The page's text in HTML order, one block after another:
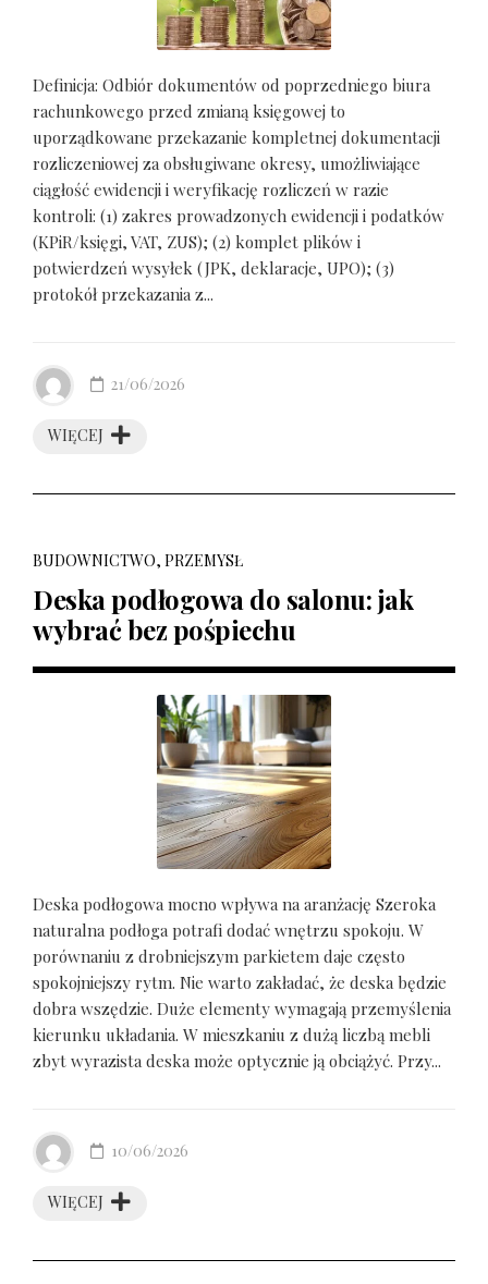
Definicja: Odbiór dokumentów od poprzedniego biura
rachunkowego przed zmianą księgowej to
uporządkowane przekazanie kompletnej dokumentacji
rozliczeniowej za obsługiwane okresy, umożliwiające
ciągłość ewidencji i weryfikację rozliczeń w razie
kontroli: (1) zakres prowadzonych ewidencji i podatków
(KPiR/księgi, VAT, ZUS); (2) komplet plików i
potwierdzeń wysyłek (JPK, deklaracje, UPO); (3)
protokół przekazania z...
WIĘCEJ
21/06/2026
BUDOWNICTWO, PRZEMYSŁ
Deska podłogowa do salonu: jak
wybrać bez pośpiechu
Deska podłogowa mocno wpływa na aranżację Szeroka
naturalna podłoga potrafi dodać wnętrzu spokoju. W
porównaniu z drobniejszym parkietem daje często
spokojniejszy rytm. Nie warto zakładać, że deska będzie
dobra wszędzie. Duże elementy wymagają przemyślenia
kierunku układania. W mieszkaniu z dużą liczbą mebli
zbyt wyrazista deska może optycznie ją obciążyć. Przy...
WIĘCEJ
10/06/2026